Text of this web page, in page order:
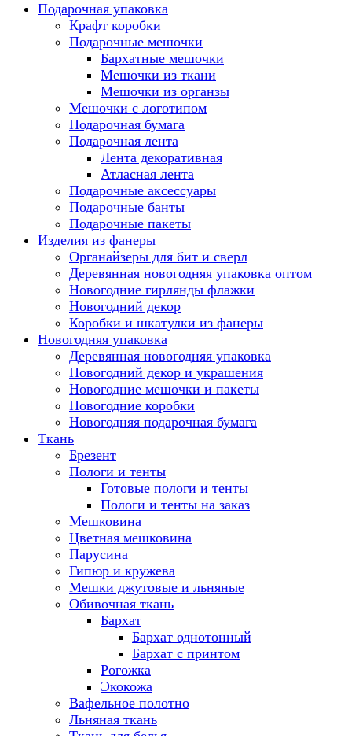
Подарочная упаковка
Крафт коробки
Подарочные мешочки
Бархатные мешочки
Мешочки из ткани
Мешочки из органзы
Мешочки с логотипом
Подарочная бумага
Подарочная лента
Лента декоративная
Атласная лента
Подарочные аксессуары
Подарочные банты
Подарочные пакеты
Изделия из фанеры
Органайзеры для бит и сверл
Деревянная новогодняя упаковка оптом
Новогодние гирлянды флажки
Новогодний декор
Коробки и шкатулки из фанеры
Новогодняя упаковка
Деревянная новогодняя упаковка
Новогодний декор и украшения
Новогодние мешочки и пакеты
Новогодние коробки
Новогодняя подарочная бумага
Ткань
Брезент
Пологи и тенты
Готовые пологи и тенты
Пологи и тенты на заказ
Мешковина
Цветная мешковина
Парусина
Гипюр и кружева
Мешки джутовые и льняные
Обивочная ткань
Бархат
Бархат однотонный
Бархат с принтом
Рогожка
Экокожа
Вафельное полотно
Льняная ткань